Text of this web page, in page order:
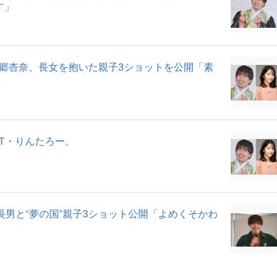
杏奈、長女を抱いた親子3ショットを公開「素
りんたろー。
と“夢の国”親子3ショット公開「よめくそかわ